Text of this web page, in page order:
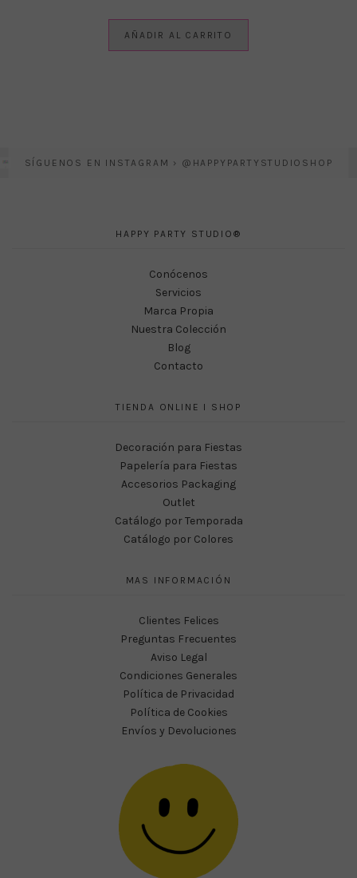
AÑADIR AL CARRITO
SÍGUENOS EN INSTAGRAM › @HAPPYPARTYSTUDIOSHOP
HAPPY PARTY STUDIO®
Conócenos
Servicios
Marca Propia
Nuestra Colección
Blog
Contacto
TIENDA ONLINE I SHOP
Decoración para Fiestas
Papelería para Fiestas
Accesorios Packaging
Outlet
Catálogo por Temporada
Catálogo por Colores
MAS INFORMACIÓN
Clientes Felices
Preguntas Frecuentes
Aviso Legal
Condiciones Generales
Política de Privacidad
Política de Cookies
Envíos y Devoluciones